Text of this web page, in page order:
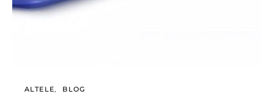
ALTELE BLOG